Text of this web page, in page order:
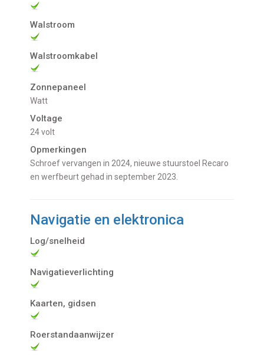
Walstroom
Walstroomkabel
Zonnepaneel
Watt
Voltage
24 volt
Opmerkingen
Schroef vervangen in 2024, nieuwe stuurstoel Recaro
en werfbeurt gehad in september 2023.
Navigatie en elektronica
Log/snelheid
Navigatieverlichting
Kaarten, gidsen
Roerstandaanwijzer